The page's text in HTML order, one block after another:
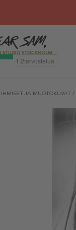
IHMISET JA MUOTOKUVAT /